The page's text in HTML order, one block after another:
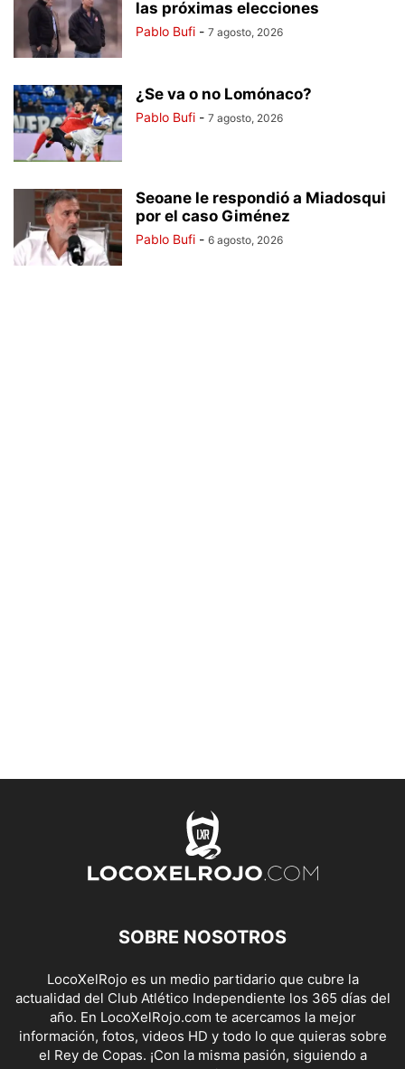
las próximas elecciones
Pablo Bufi - 7 agosto, 2026
¿Se va o no Lomónaco?
Pablo Bufi - 7 agosto, 2026
Seoane le respondió a Miadosqui
por el caso Giménez
Pablo Bufi - 6 agosto, 2026
SOBRE NOSOTROS
LocoXelRojo es un medio partidario que cubre la
actualidad del Club Atlético Independiente los 365 días del
año. En LocoXelRojo.com te acercamos la mejor
información, fotos, videos HD y todo lo que quieras sobre
el Rey de Copas. ¡Con la misma pasión, siguiendo a